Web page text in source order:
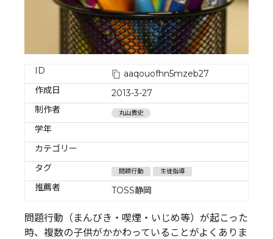
ID
aaqouofhn5mzeb27
作成日
2013-3-27
制作者
丸山貴史
学年
カテゴリー
タグ
問題行動 生徒指導
推薦者 TOSS静岡
問題行動（まんびき・喫煙・いじめ等）が起こった
時、複数の子供がかかわっていることがよくありま